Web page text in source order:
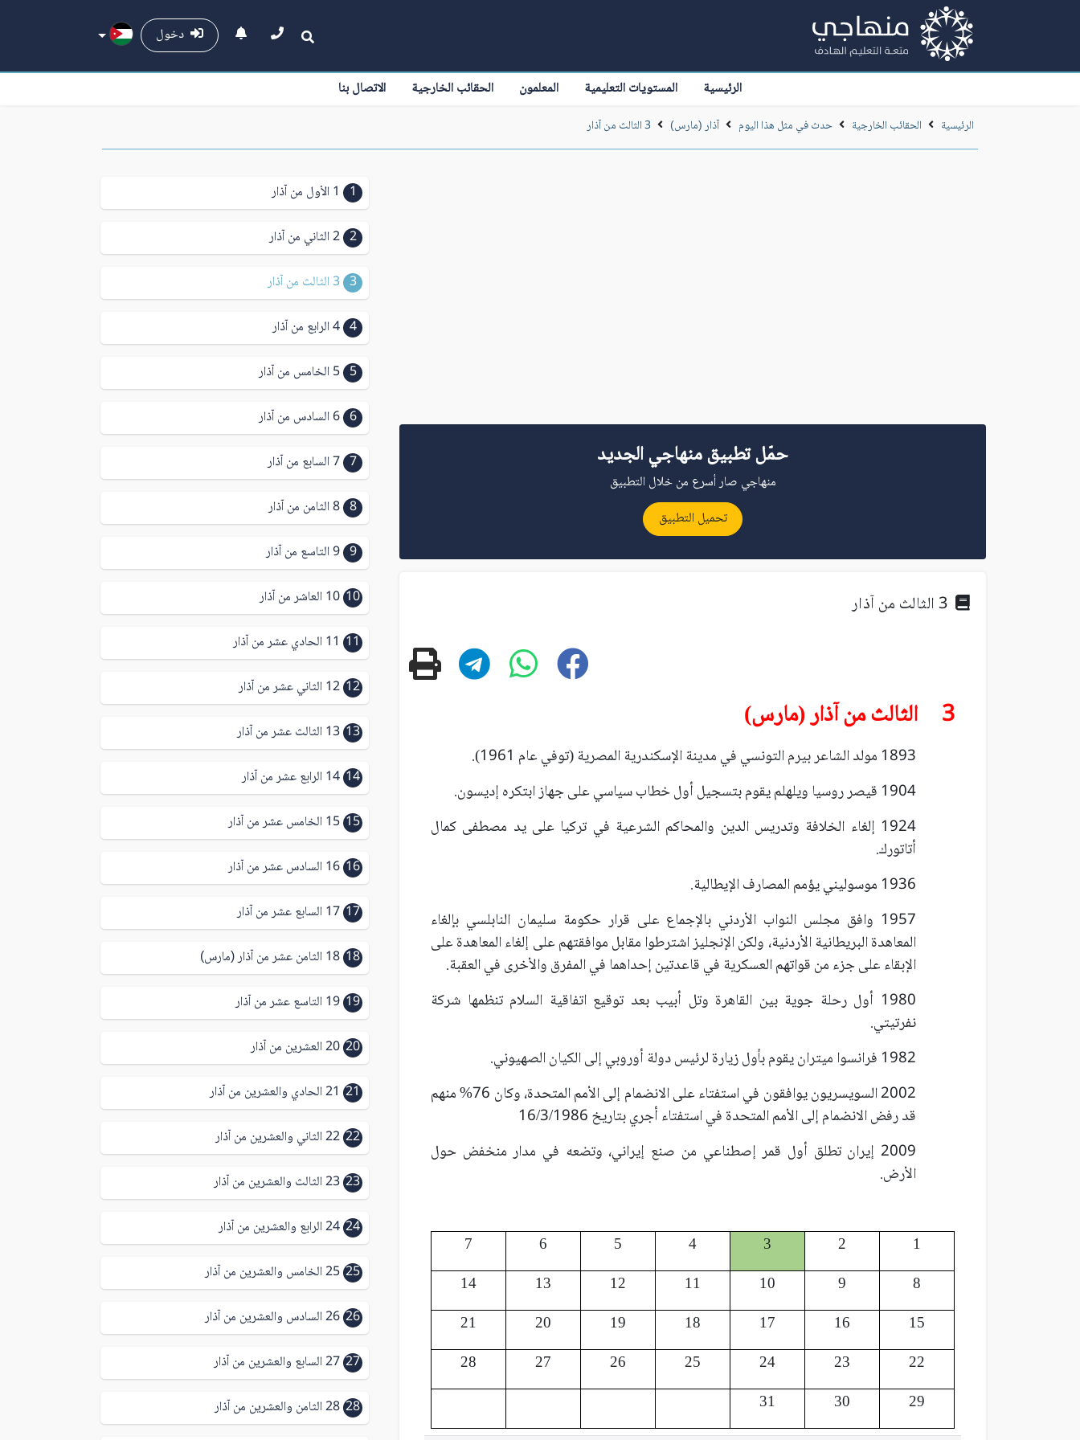
دخول
الرئيسية المستويات التعليمية المعلمون الحقائب الخارجية الاتصال بنا
الرئيسية الحقائب الخارجية حدث في مثل هذا اليوم آذار (مارس) 3 الثالث من آذار
حمّل تطبيق منهاجي الجديد
منهاجي صار أسرع من خلال التطبيق
تحميل التطبيق
3 الثالث من آذار (مارس)
1893 مولد الشاعر بيرم التونسي في مدينة الإسكندرية المصرية (توفي عام 1961).
1904 قيصر روسيا ويلهلم يقوم بتسجيل أول خطاب سياسي على جهاز ابتكره إديسون.
1924 إلغاء الخلافة وتدريس الدين والمحاكم الشرعية في تركيا على يد مصطفى كمال
أتاتورك.
1936 موسوليني يؤمم المصارف الإيطالية.
1957 وافق مجلس النواب الأردني بالإجماع على قرار حكومة سليمان النابلسي بإلغاء
المعاهدة البريطانية الأردنية، ولكن الإنجليز اشترطوا مقابل موافقتهم على إلغاء المعاهدة على
الإبقاء على جزء من قواتهم العسكرية في قاعدتين إحداهما في المفرق والأخرى في العقبة.
1980 أول رحلة جوية بين القاهرة وتل أبيب بعد توقيع اتفاقية السلام تنظمها شركة
نفرتيتي.
1982 فرانسوا ميتران يقوم بأول زيارة لرئيس دولة أوروبي إلى الكيان الصهيوني.
2002 السويسريون يوافقون في استفتاء على الانضمام إلى الأمم المتحدة، وكان 76% منهم
قد رفض الانضمام إلى الأمم المتحدة في استفتاء أجري بتاريخ 16/3/1986
2009 إيران تطلق أول قمر إصطناعي من صنع إيراني، وتضعه في مدار منخفض حول
الأرض.
1
2
3
4
5
6
7
8
9
10
11
12
13
14
15
16
17
18
19
20
21
22
23
24
25
26
27
28
29
30
31
1 1 الأول من آذار
2 2 الثاني من آذار
3 3 الثالث من آذار
4 4 الرابع من آذار
5 5 الخامس من آذار
6 6 السادس من آذار
7 7 السابع من آذار
8 8 الثامن من آذار
9 9 التاسع من آذار
10 10 العاشر من آذار
11 11 الحادي عشر من آذار
12 12 الثاني عشر من آذار
13 13 الثالث عشر من آذار
14 14 الرابع عشر من آذار
15 15 الخامس عشر من آذار
16 16 السادس عشر من آذار
17 17 السابع عشر من آذار
18 18 الثامن عشر من آذار (مارس)
19 19 التاسع عشر من آذار
20 20 العشرين من آذار
21 21 الحادي والعشرين من آذار
22 22 الثاني والعشرين من آذار
23 23 الثالث والعشرين من آذار
24 24 الرابع والعشرين من آذار
25 25 الخامس والعشرين من آذار
26 26 السادس والعشرين من آذار
27 27 السابع والعشرين من آذار
28 28 الثامن والعشرين من آذار